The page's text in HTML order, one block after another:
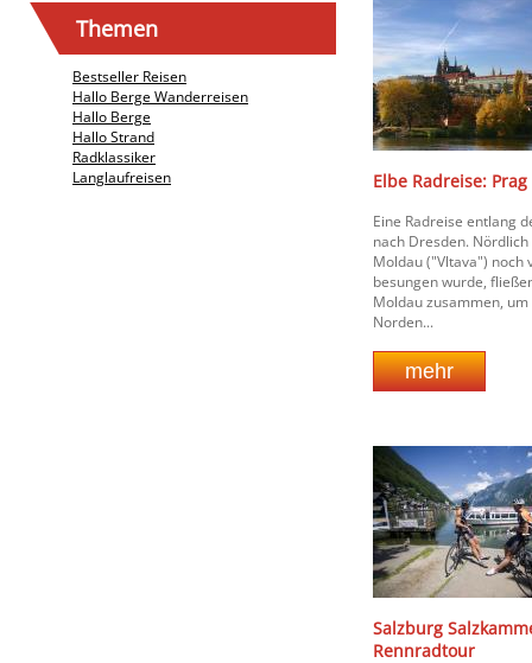
Themen
Bestseller Reisen
Hallo Berge Wanderreisen
Hallo Berge
Hallo Strand
Radklassiker
Langlaufreisen
Elbe Radreise:
Eine Radreise entlang
nach Dresden.
Moldau ("Vltava") noch
besungen wurde,
Moldau zusammen,
Norden...
Salzburg
Rennradtour